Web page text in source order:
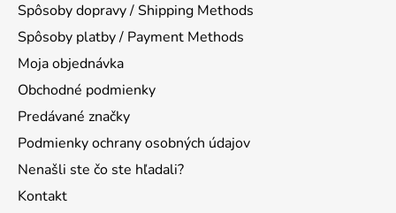
Spôsoby dopravy / Shipping Methods
Spôsoby platby / Payment Methods
Moja objednávka
Obchodné podmienky
Predávané značky
Podmienky ochrany osobných údajov
Nenašli ste čo ste hľadali?
Kontakt